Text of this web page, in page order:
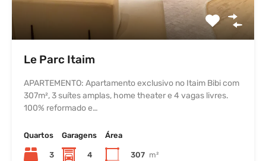
Le Parc Itaim
APARTEMENTO: Apartamento exclusivo no Itaim Bibi com
307m², 3 suítes amplas, home theater e 4 vagas livres.
100% reformado e…
Quartos
3
Garagens
4
Área
307 m²